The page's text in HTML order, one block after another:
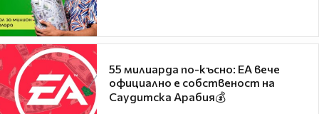
55 милиарда по-късно: EA вече
официално е собственост на
Саудитска Арабия💰